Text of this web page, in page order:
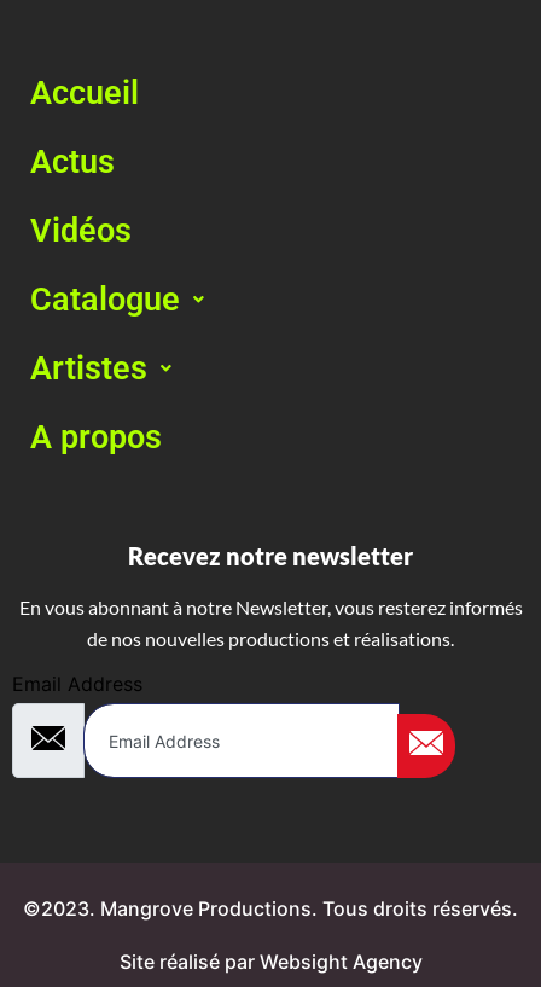
Accueil
Actus
Vidéos
Catalogue
Artistes
A propos
Recevez notre newsletter
En vous abonnant à notre Newsletter, vous resterez informés
de nos nouvelles productions et réalisations.
Email Address
©2023. Mangrove Productions. Tous droits réservés.
Site réalisé par Websight Agency